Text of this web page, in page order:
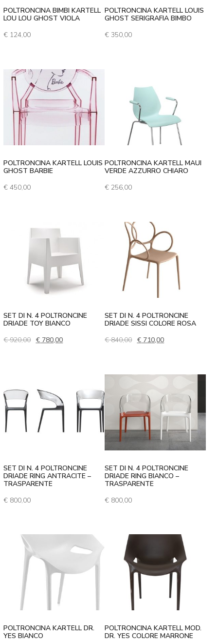
POLTRONCINA BIMBI KARTELL
LOU LOU GHOST VIOLA
€ 124,00
POLTRONCINA KARTELL LOUIS
GHOST SERIGRAFIA BIMBO
€ 350,00
POLTRONCINA KARTELL LOUIS
GHOST BARBIE
€ 450,00
POLTRONCINA KARTELL MAUI
VERDE AZZURRO CHIARO
€ 256,00
SET DI N. 4 POLTRONCINE
DRIADE TOY BIANCO
€920,00 Il prezzo originale era: € 920,00.
€ 780,00Il prezzo attuale è: € 780,00.
SET DI N. 4 POLTRONCINE
DRIADE SISSI COLORE ROSA
€840,00 Il prezzo originale era: €
€ 710,00Il prezzo attuale
SET DI N. 4 POLTRONCINE
DRIADE RING ANTRACITE –
TRASPARENTE
€ 800,00
SET DI N. 4 POLTRONCINE
DRIADE RING BIANCO –
TRASPARENTE
€ 800,00
POLTRONCINA KARTELL DR.
YES BIANCO
POLTRONCINA KARTELL MOD.
DR. YES COLORE MARRONE